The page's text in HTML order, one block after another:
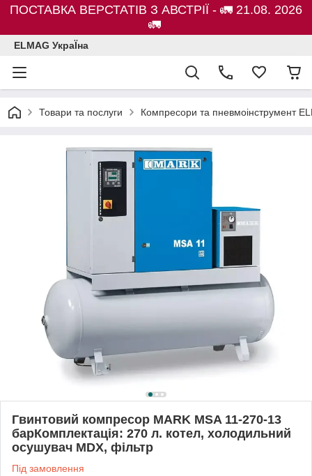
ПОСТАВКА ВЕРСТАТІВ З АВСТРІЇ - 🚛 21.08. 2026
🚛
ELMAG УкраЇна
Товари та послуги Компресори та пневмоінструмент
Гвинтовий компресор MARK MSA 11-270-13
барКомплектація: 270 л. котел, холодильний
осушувач MDX, фільтр
Під замовлення